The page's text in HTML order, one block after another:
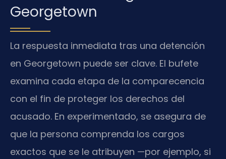
Georgetown
La respuesta inmediata tras una detención
en Georgetown puede ser clave. El bufete
examina cada etapa de la comparecencia
con el fin de proteger los derechos del
acusado. En experimentado, se asegura de
que la persona comprenda los cargos
exactos que se le atribuyen —por ejemplo, si